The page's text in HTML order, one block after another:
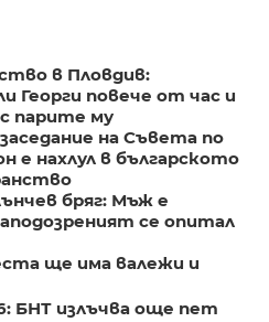
в Пловдив:
Георги повече от час и
парите му
на Съвета по
е нахлул в българското
бряг: Мъж е
се опитал
ще има валежи и
БНТ излъчва още пет